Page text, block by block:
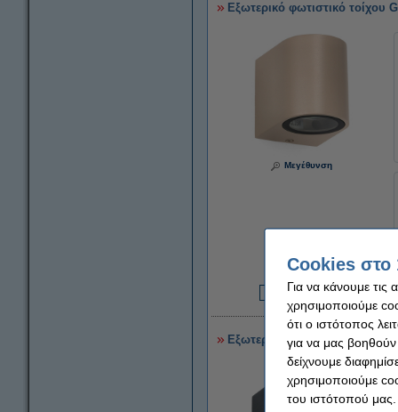
Εξωτερικό φωτιστικό
Μεγέθυνση
Εξωτερικό φωτιστικό τοίχου
Cookies στο
Για να κάνουμε
χρησιμοποιούμε
ότι ο ιστότοπος
για να μας
δείχνουμε
χρησιμοποιούμε
του ιστότοπού